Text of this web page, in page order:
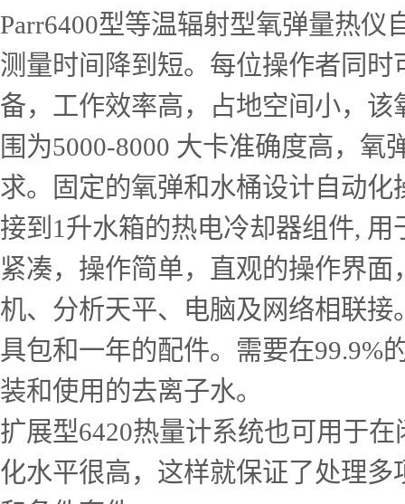
Parr6400型等温辐射型氧弹量热
测量时间降到短。每位操作者同
备，工作效率高，占地空间小，
围为5000-8000 大卡准确度高，
求。固定的氧弹和水桶设计自动
接到1升水箱的热电冷却器组件,
紧凑，操作简单，直观的操作界
机、分析天平、电脑及网络相联
具包和一年的配件。需要在99.9%
装和使用的去离子水。
扩展型6420热量计系统也可用于
化水平很高，这样就保证了处理